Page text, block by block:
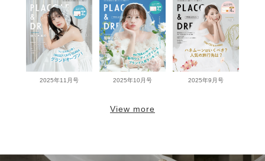
2025年11月号 2025年10月号 2025年9月号
View more